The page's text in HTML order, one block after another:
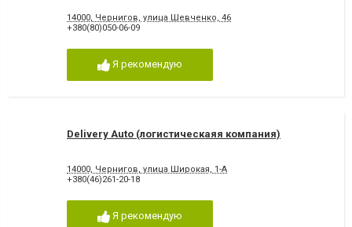
14000, Чернигов, улица Шевченко, 46
+380(80)050-06-09
Я рекомендую
Delivery Auto (логистическаяя компания)
14000, Чернигов, улица Широкая, 1-А
+380(46)261-20-18
Я рекомендую